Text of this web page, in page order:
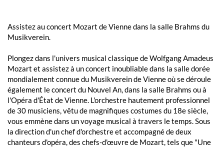
Assistez au concert Mozart de Vienne dans la salle Brahms du
Musikverein.
Plongez dans l'univers musical classique de Wolfgang Amadeus
Mozart et assistez à un concert inoubliable dans la salle dorée
mondialement connue du Musikverein de Vienne où se déroule
également le concert du Nouvel An, dans la salle Brahms ou à
l'Opéra d'État de Vienne. L'orchestre hautement professionnel
de 30 musiciens, vêtu de magnifiques costumes du 18e siècle,
vous emmène dans un voyage musical à travers le temps. Sous
la direction d'un chef d'orchestre et accompagné de deux
chanteurs d'opéra, des chefs-d'œuvre de Mozart, tels que "Une